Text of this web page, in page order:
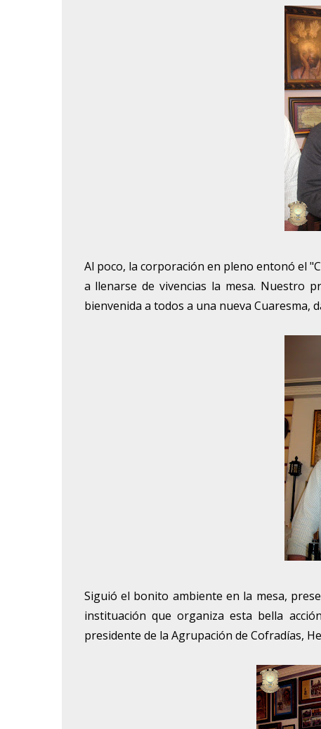
Al poco, la corporación en pleno entonó el
a llenarse de vivencias la mesa. Nuestro
bienvenida a todos a una nueva Cuaresma,
Siguió el bonito ambiente en la mesa,
instituación que organiza esta bella
presidente de la Agrupación de Cofradías,